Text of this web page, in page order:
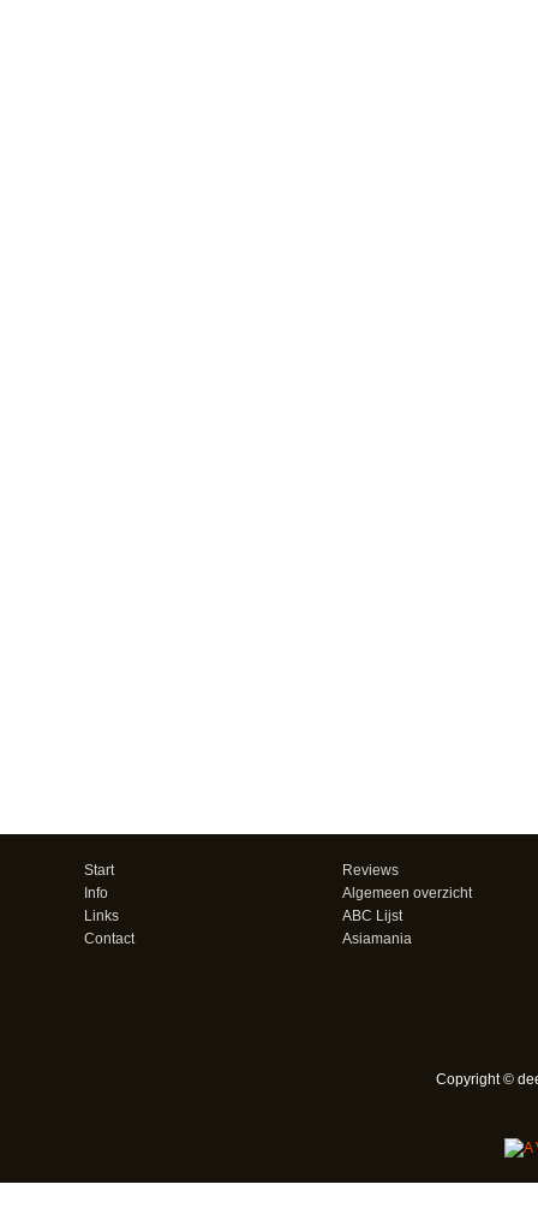
Start
Info
Links
Contact
Reviews
Algemeen overzicht
ABC Lijst
Asiamania
Copyright ©